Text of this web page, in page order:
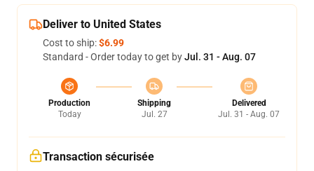
Deliver to United States
Cost to ship:$6.99
Standard - Order today to get byJul. 31 - Aug. 07
Production
Today
Shipping
Jul. 27
Delivered
Jul. 31 - Aug. 07
Transaction sécurisée